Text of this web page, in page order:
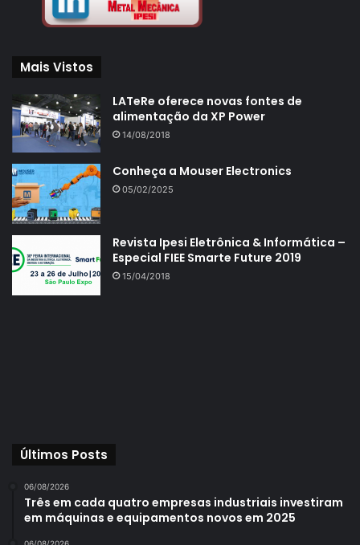
Mais Vistos
LATeRe oferece novas fontes de
alimentação da XP Power
14/08/2018
Conheça a Mouser Electronics
05/02/2025
Revista Ipesi Eletrônica & Informática –
Especial FIEE Smarte Future 2019
15/04/2018
Últimos Posts
06/08/2026
Três em cada quatro empresas industriais investiram
em máquinas e equipamentos novos em 2025